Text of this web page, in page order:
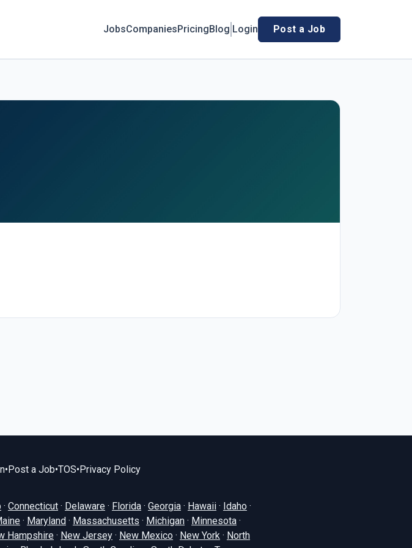
JobsCompaniesPricingBlog Login Post a Job
•Post a Job•TOS•Privacy Policy
· Connecticut · Delaware · Florida · Georgia · Hawaii · Idaho ·
· Maryland · Massachusetts · Michigan · Minnesota ·
Hampshire · New Jersey · New Mexico · New York · North